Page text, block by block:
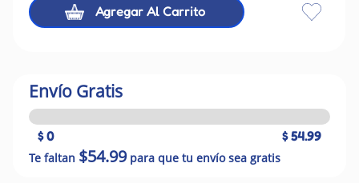
Agregar Al Carrito
Envío Gratis
$ 0 $ 54.99
Te faltan $54.99para que tu envío sea gratis